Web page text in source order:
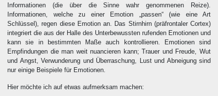
Informationen (die über die Sinne wahr genommenen Reize).
Informationen, welche zu einer Emotion „passen“ (wie eine Art
Schlüssel), regen diese Emotion an. Das Stirnhirn (präfrontaler Cortex)
integriert die aus der Halle des Unterbewussten rufenden Emotionen und
kann sie in bestimmten Maße auch kontrollieren. Emotionen sind
Empfindungen die man weit nuancieren kann; Trauer und Freude, Wut
und Angst, Verwunderung und Überraschung, Lust und Abneigung sind
nur einige Beispiele für Emotionen.
Hier möchte ich auf etwas aufmerksam machen: